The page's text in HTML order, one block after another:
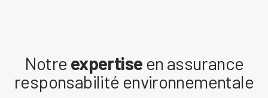
Notreexpertise en assurance
responsabilité environnementale